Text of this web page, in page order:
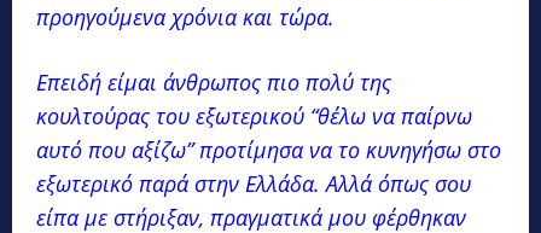
προηγούμενα χρόνια και τώρα.
Επειδή είμαι άνθρωπος πιο πολύ της
κουλτούρας του εξωτερικού “θέλω να παίρνω
αυτό που αξίζω” προτίμησα να το κυνηγήσω στο
εξωτερικό παρά στην Ελλάδα. Αλλά όπως σου
είπα με στήριξαν, πραγματικά μου φέρθηκαν